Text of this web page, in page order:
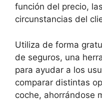
función del precio,
circunstancias del
Utiliza de forma
de seguros, una
para ayudar a los
comparar distintas
coche, ahorrándose